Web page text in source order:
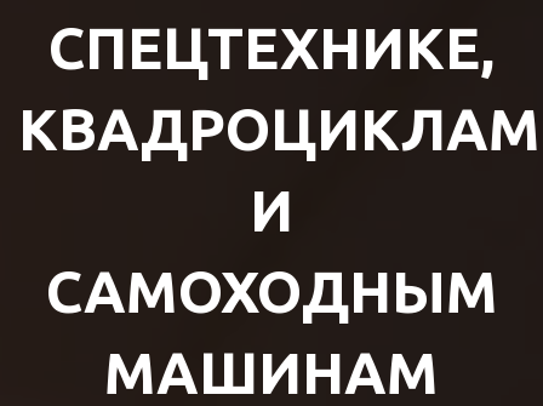
СПЕЦТЕХНИКЕ,
КВАДРОЦИКЛАМ
И
САМОХОДНЫМ
МАШИНАМ